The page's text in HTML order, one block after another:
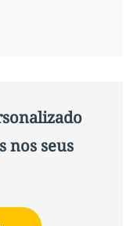
nos seus